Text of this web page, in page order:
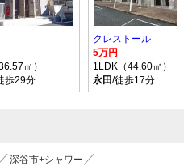
㎡）
歩29分
クレストール
5万円
1LDK（44.60㎡）
永田/徒歩17分
深谷市+シャワー